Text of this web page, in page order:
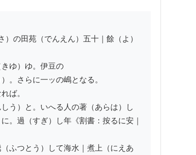
ゆ）ゆ。伊豆の
。さらに一ッの嶋となる。
ば。
う）と。いへる人の著（あらは）し
。過（すぎ）し年《割書：按るに安｜
ふつとう）して海水｜煮上（にえあ